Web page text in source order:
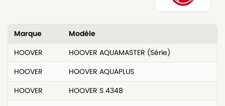
Marque
Modèle
HOOVER
HOOVER AQUAMASTER (Série)
HOOVER
HOOVER AQUAPLUS
HOOVER
HOOVER S 4348